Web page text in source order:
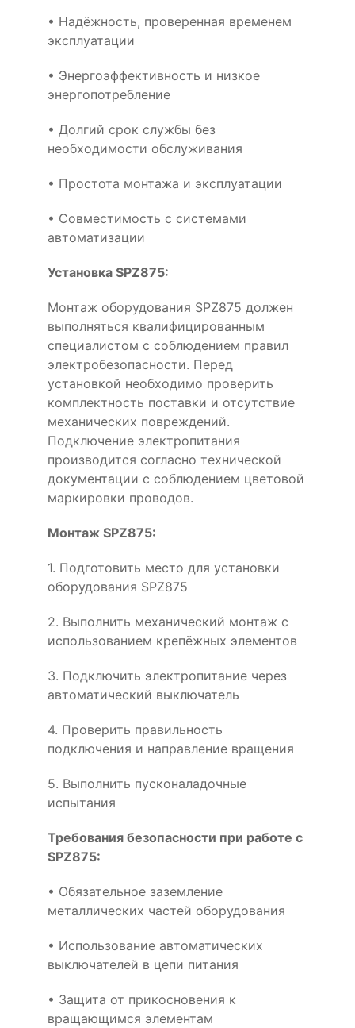
• Надёжность, проверенная временем
эксплуатации
• Энергоэффективность и низкое
энергопотребление
• Долгий срок службы без
необходимости обслуживания
• Простота монтажа и эксплуатации
• Совместимость с системами
автоматизации
Установка SPZ875:
Монтаж оборудования SPZ875 должен
выполняться квалифицированным
специалистом с соблюдением правил
электробезопасности. Перед
установкой необходимо проверить
комплектность поставки и отсутствие
механических повреждений.
Подключение электропитания
производится согласно технической
документации с соблюдением цветовой
маркировки проводов.
Монтаж SPZ875:
1. Подготовить место для установки
оборудования SPZ875
2. Выполнить механический монтаж с
использованием крепёжных элементов
3. Подключить электропитание через
автоматический выключатель
4. Проверить правильность
подключения и направление вращения
5. Выполнить пусконаладочные
испытания
Требования безопасности при работе с
SPZ875:
• Обязательное заземление
металлических частей оборудования
• Использование автоматических
выключателей в цепи питания
• Защита от прикосновения к
вращающимся элементам